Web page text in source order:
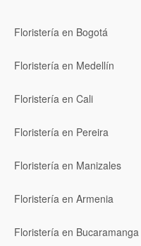
Floristería en Bogotá
Floristería en Medellín
Floristería en Cali
Floristería en Pereira
Floristería en Manizales
Floristería en Armenia
Floristería en Bucaramanga